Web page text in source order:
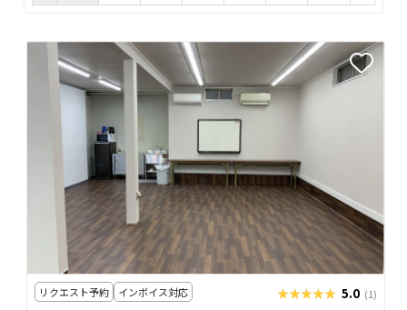
リクエスト予約 インボイス対応 ★★★★★
★★★★★ 5.0 (1)